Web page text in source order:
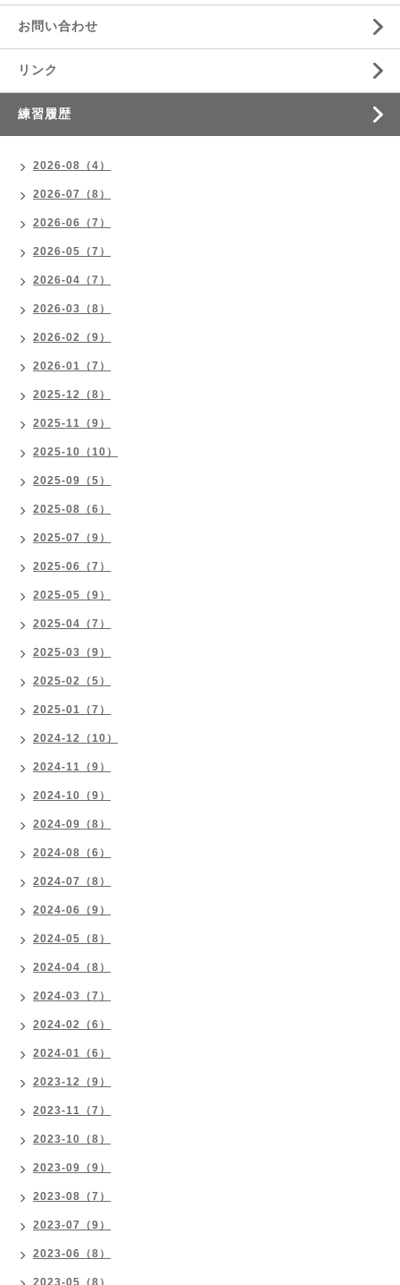
お問い合わせ
リンク
練習履歴
2026-08（4）
2026-07（8）
2026-06（7）
2026-05（7）
2026-04（7）
2026-03（8）
2026-02（9）
2026-01（7）
2025-12（8）
2025-11（9）
2025-10（10）
2025-09（5）
2025-08（6）
2025-07（9）
2025-06（7）
2025-05（9）
2025-04（7）
2025-03（9）
2025-02（5）
2025-01（7）
2024-12（10）
2024-11（9）
2024-10（9）
2024-09（8）
2024-08（6）
2024-07（8）
2024-06（9）
2024-05（8）
2024-04（8）
2024-03（7）
2024-02（6）
2024-01（6）
2023-12（9）
2023-11（7）
2023-10（8）
2023-09（9）
2023-08（7）
2023-07（9）
2023-06（8）
2023-05（8）